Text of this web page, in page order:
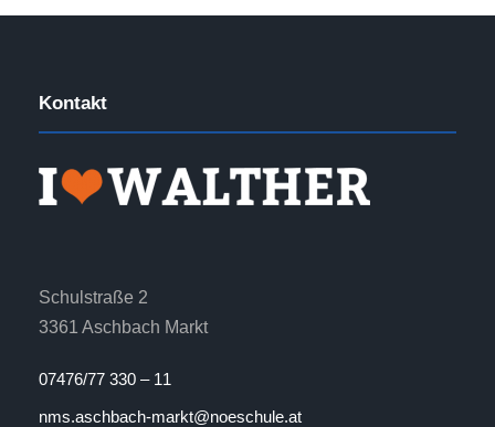
Kontakt
Schulstraße 2
3361 Aschbach Markt
07476/77 330 – 11
nms.aschbach-markt@noeschule.at